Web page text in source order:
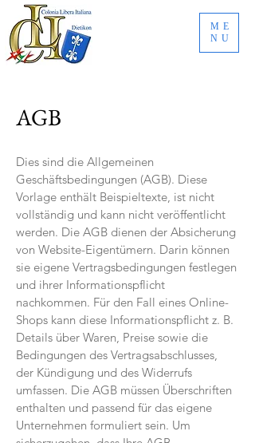
ME
NU
AGB
Dies sind die Allgemeinen
Geschäftsbedingungen (AGB). Diese
Vorlage enthält Beispieltexte, ist nicht
vollständig und kann nicht veröffentlicht
werden. Die AGB dienen der Absicherung
von Website-Eigentümern. Darin können
sie eigene Vertragsbedingungen festlegen
und ihrer Informationspflicht
nachkommen. Für den Fall eines Online-
Shops kann diese Informationspflicht z. B.
Details über Waren, Preise sowie die
Bedingungen des Vertragsabschlusses,
der Kündigung und des Widerrufs
umfassen. Die AGB müssen Überschriften
enthalten und passend für das eigene
Unternehmen formuliert sein. Um